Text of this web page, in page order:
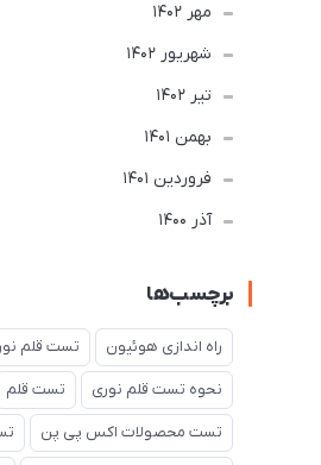
مهر 1402
شهریور 1402
تير 1402
بهمن 1401
فروردین 1401
آذر 1400
برچسب‌ها
راه اندازی هوئیون تست قلم
نحوه تست قلم نوری تست قلم
تست محصولات اکس پی پن